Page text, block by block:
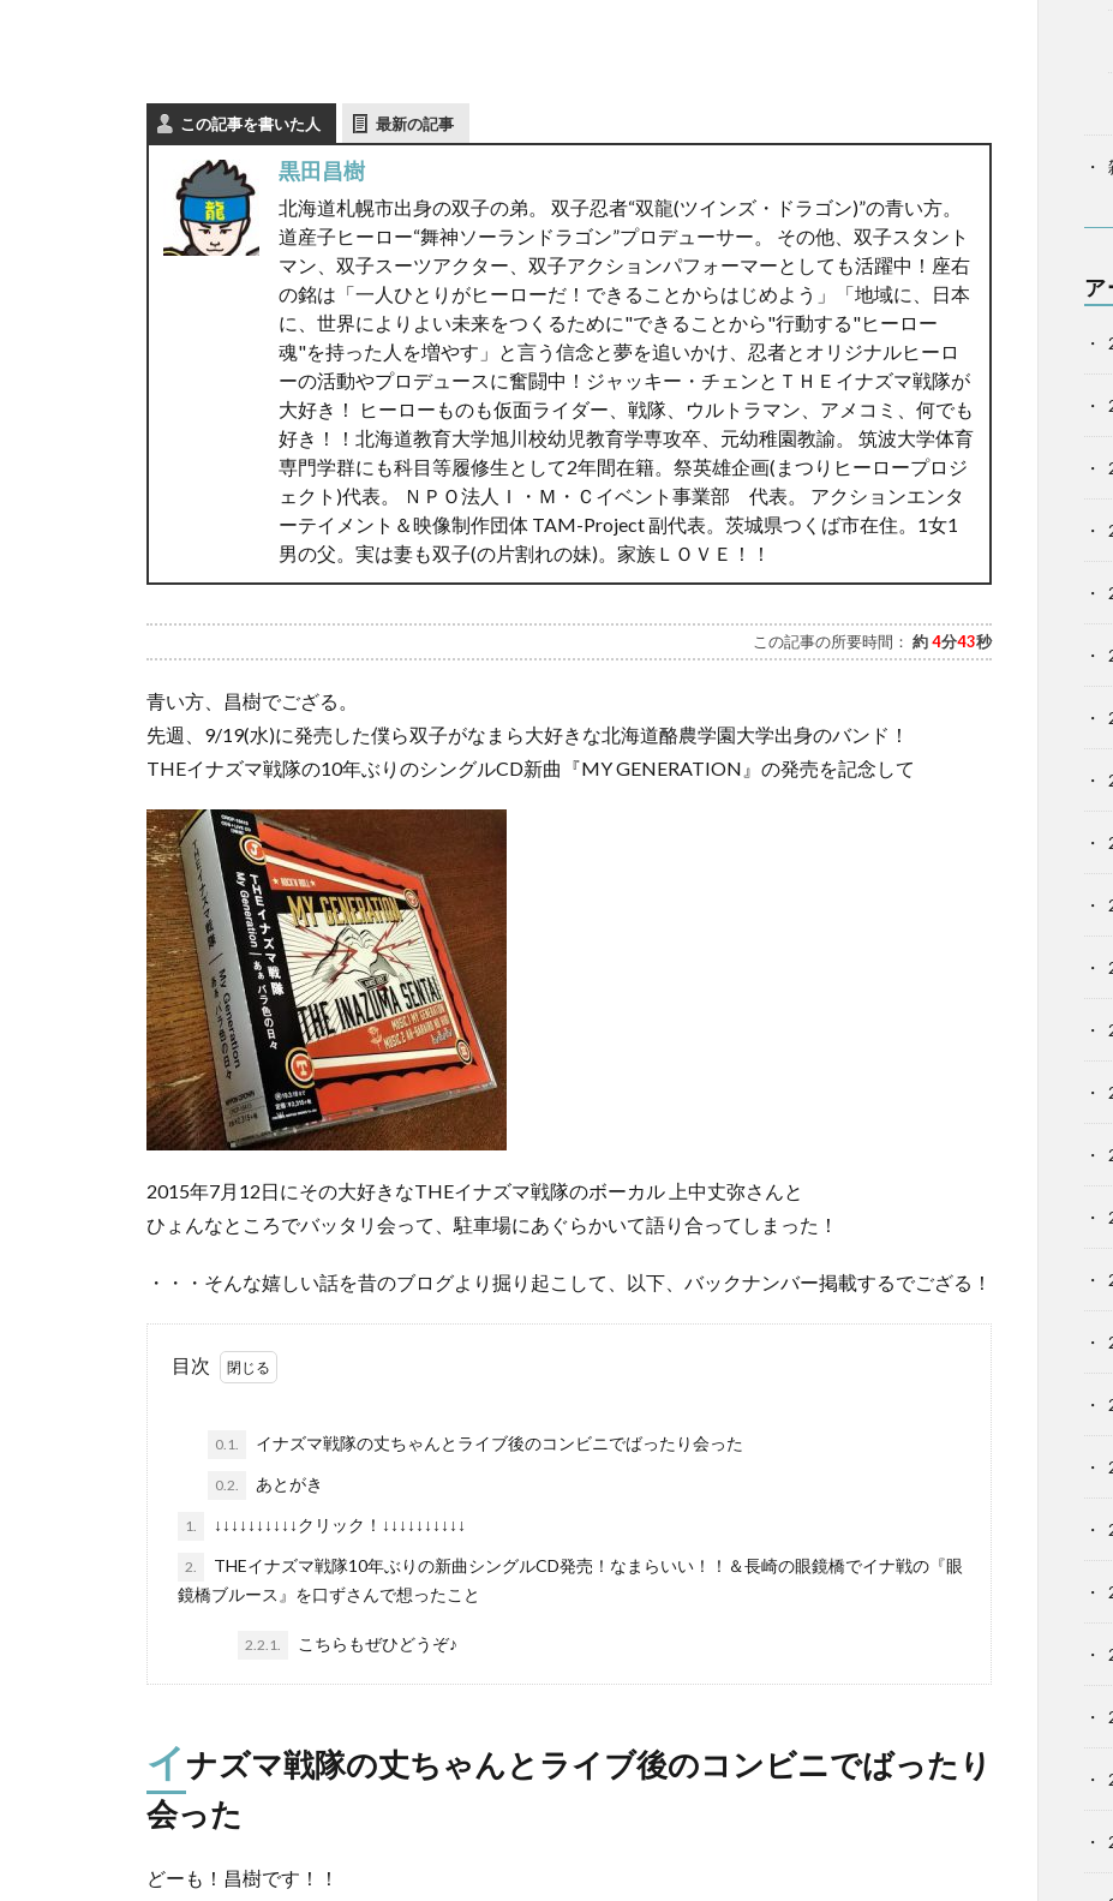
この記事を書いた人 最新の記事
黒田昌樹
北海道札幌市出身の双子の弟。 双子忍者“双龍(ツインズ・ドラゴン)”の青い方。
道産子ヒーロー“舞神ソーランドラゴン”プロデューサー。 その他、双子スタント
マン、双子スーツアクター、双子アクションパフォーマーとしても活躍中！座右
の銘は「一人ひとりがヒーローだ！できることからはじめよう」「地域に、日本
に、世界によりよい未来をつくるために"できることから"行動する"ヒーロー
魂"を持った人を増やす」と言う信念と夢を追いかけ、忍者とオリジナルヒーロ
ーの活動やプロデュースに奮闘中！ジャッキー・チェンとＴＨＥイナズマ戦隊が
大好き！ ヒーローものも仮面ライダー、戦隊、ウルトラマン、アメコミ、何でも
好き！！北海道教育大学旭川校幼児教育学専攻卒、元幼稚園教諭。 筑波大学体育
専門学群にも科目等履修生として2年間在籍。祭英雄企画(まつりヒーロープロジ
ェクト)代表。 ＮＰＯ法人Ｉ・Ｍ・Ｃイベント事業部 代表。 アクションエンタ
ーテイメント＆映像制作団体 TAM-Project 副代表。茨城県つくば市在住。1女1
男の父。実は妻も双子(の片割れの妹)。家族ＬＯＶＥ！！
この記事の所要時間： 約4分43秒
青い方、昌樹でござる。
先週、9/19(水)に発売した僕ら双子がなまら大好きな北海道酪農学園大学出身のバンド！
THEイナズマ戦隊の10年ぶりのシングルCD新曲『MY GENERATION』の発売を記念して
2015年7月12日にその大好きなTHEイナズマ戦隊のボーカル 上中丈弥さんと
ひょんなところでバッタリ会って、駐車場にあぐらかいて語り合ってしまった！
・・・そんな嬉しい話を昔のブログより掘り起こして、以下、バックナンバー掲載するでござる！
目次
0.1. イナズマ戦隊の丈ちゃんとライブ後のコンビニでばったり会った
0.2. あとがき
1. ↓↓↓↓↓↓↓↓↓↓クリック！↓↓↓↓↓↓↓↓↓↓
2.
THEイナズマ戦隊10年ぶりの新曲シングルCD発売！なまらいい！！＆長崎の眼鏡橋でイナ戦の『眼
鏡橋ブルース』を口ずさんで想ったこと
2.2.1. こちらもぜひどうぞ♪
イナズマ戦隊の丈ちゃんとライブ後のコンビニでばったり
会った
どーも！昌樹です！！
ア